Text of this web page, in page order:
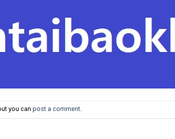
you can post a comment